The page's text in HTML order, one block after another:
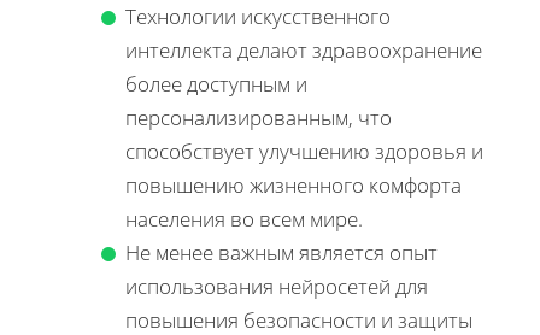
Технологии искусственного
интеллекта делают здравоохранение
более доступным и
персонализированным, что
способствует улучшению здоровья и
повышению жизненного комфорта
населения во всем мире.
Не менее важным является опыт
использования нейросетей для
повышения безопасности и защиты